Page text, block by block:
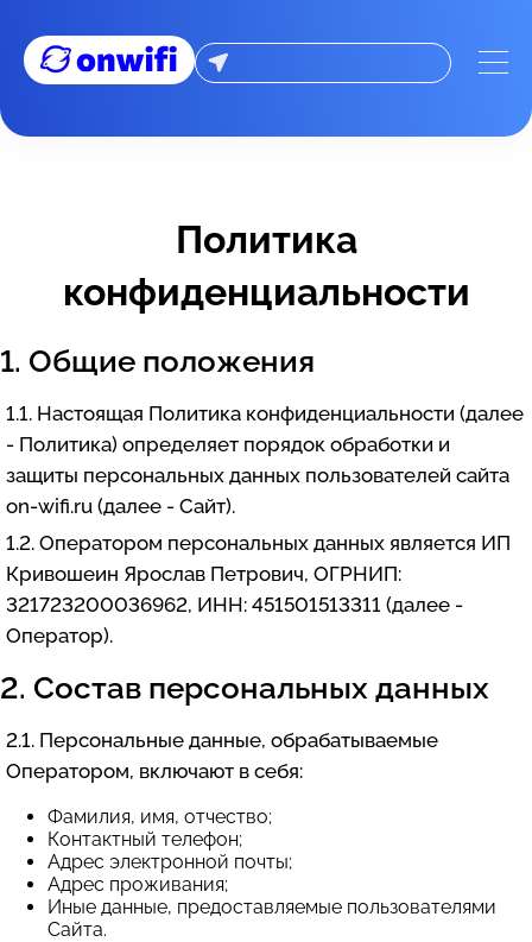
Политика
конфиденциальности
1. Общие положения
1.1. Настоящая Политика конфиденциальности (далее
- Политика) определяет порядок обработки и
защиты персональных данных пользователей сайта
on-wifi.ru (далее - Сайт).
1.2. Оператором персональных данных является ИП
Кривошеин Ярослав Петрович, ОГРНИП:
321723200036962, ИНН: 451501513311 (далее -
Оператор).
2. Состав персональных данных
2.1. Персональные данные, обрабатываемые
Оператором, включают в себя:
Фамилия, имя, отчество;
Контактный телефон;
Адрес электронной почты;
Адрес проживания;
Иные данные, предоставляемые пользователями
Сайта.